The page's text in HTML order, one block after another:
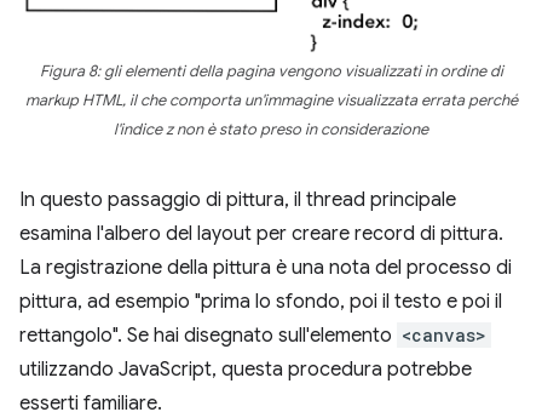
Figura 8: gli elementi della pagina vengono visualizzati in ordine di
markup HTML, il che comporta un'immagine visualizzata errata perché
l'indice z non è stato preso in considerazione
In questo passaggio di pittura, il thread principale
esamina l'albero del layout per creare record di pittura.
La registrazione della pittura è una nota del processo di
pittura, ad esempio "prima lo sfondo, poi il testo e poi il
rettangolo". Se hai disegnato sull'elemento <canvas>
utilizzando JavaScript, questa procedura potrebbe
esserti familiare.